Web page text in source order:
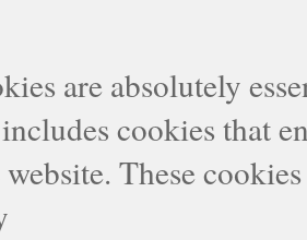
are absolutely
cookies that
These